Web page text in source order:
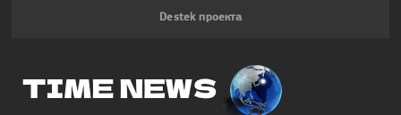
Destek проекта